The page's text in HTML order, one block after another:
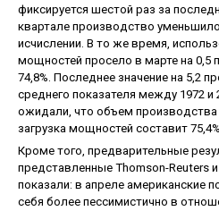
фиксируется шестой раз за
квартале производство
исчислении. В то же время,
мощностей просело в марте на 0,5
74,8%. Последнее значение на 5,2
среднего показателя между 1972
ожидали, что объем производства
загрузка мощностей составит
Кроме того, предварительные
представленные Thomson-Reuters
показали: в апреле американские
себя более пессимистично в